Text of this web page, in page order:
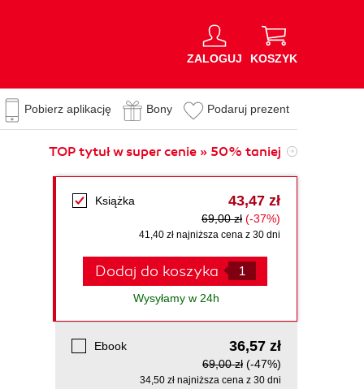
ZALOGUJ KOSZYK
Pobierz aplikację Bony Podaruj prezent
TOP tytuł w super cenie » 50% taniej
Książka 43,47 zł
69,00 zł (-37%)
41,40 zł najniższa cena z 30 dni
Dodaj do koszyka
Wysyłamy w 24h
Ebook 36,57 zł
69,00 zł (-47%)
34,50 zł najniższa cena z 30 dni